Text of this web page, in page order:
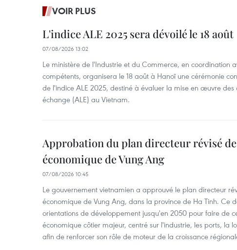
VOIR PLUS
L'indice ALE 2025 sera dévoilé le 18 août
07/08/2026 13:02
Le ministère de l'Industrie et du Commerce, en coordination
compétents, organisera le 18 août à Hanoï une cérémonie
de l'indice ALE 2025, destiné à évaluer la mise en œuvre des
échange (ALE) au Vietnam.
Approbation du plan directeur révisé de
économique de Vung Ang
07/08/2026 10:45
Le gouvernement vietnamien a approuvé le plan directeur
économique de Vung Ang, dans la province de Ha Tinh. Ce
orientations de développement jusqu'en 2050 pour faire de
économique côtier majeur, centré sur l'industrie, les ports, la
afin de renforcer son rôle de moteur de la croissance